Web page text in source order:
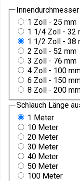
Innendurchmesser
1 Zoll - 25 mm
1 1/4 Zoll - 32
1 1/2 Zoll - 38
2 Zoll - 52 mm
3 Zoll - 76 mm
4 Zoll - 100
6 Zoll - 150
8 Zoll - 200
Schlauch Länge
1 Meter
10 Meter
20 Meter
30 Meter
40 Meter
50 Meter
100 Meter